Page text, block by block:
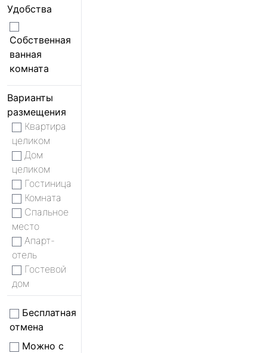
Удобства
Собственная
ванная
комната
Варианты
размещения
Квартира
целиком
Дом
целиком
Гостиница
Комната
Спальное
место
Апарт-
отель
Гостевой
дом
Бесплатная
отмена
Можно с